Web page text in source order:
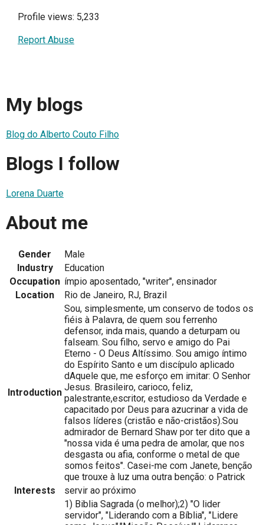
Profile views: 5,233
Report Abuse
My blogs
Blog do Alberto Couto Filho
Blogs I follow
Lorena Duarte
About me
Gender
Male
Industry
Education
Occupation ímpio aposentado, "writer", ensinador
Location
Rio de Janeiro, RJ, Brazil
Introduction
Sou, simplesmente, um conservo de todos os
fiéis à Palavra, de quem sou ferrenho
defensor, inda mais, quando a deturpam ou
falseam. Sou filho, servo e amigo do Pai
Eterno - O Deus Altíssimo. Sou amigo íntimo
do Espírito Santo e um discípulo aplicado
dAquele que, me esforço em imitar: O Senhor
Jesus. Brasileiro, carioco, feliz,
palestrante,escritor, estudioso da Verdade e
capacitado por Deus para azucrinar a vida de
falsos líderes (cristão e não-cristãos).Sou
admirador de Bernard Shaw por ter dito que a
"nossa vida é uma pedra de amolar, que nos
desgasta ou afia, conforme o metal de que
somos feitos". Casei-me com Janete, benção
que trouxe à luz uma outra benção: o Patrick
Interests
servir ao próximo
1) Biblia Sagrada (o melhor);2) "O lider
servidor", "Liderando com a Bíblia", "Lidere